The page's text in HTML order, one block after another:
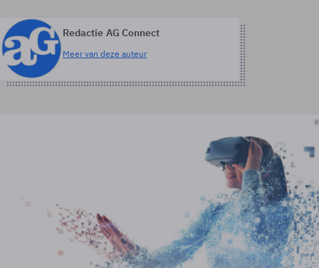
Redactie AG Connect
Meer van deze auteur